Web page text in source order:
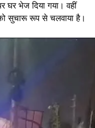
घर भेज दिया गया। वहीं
सुचारू रूप से चलवाया है।